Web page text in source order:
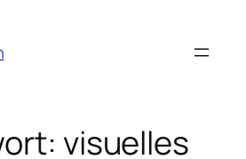
visuelles